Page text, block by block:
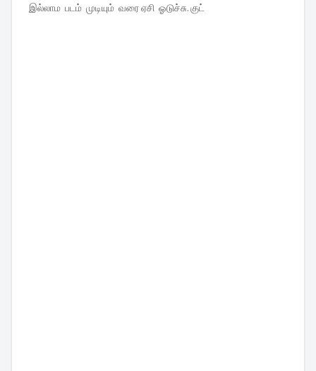
இல்லாம படம் முடியும் வரை ஏசி ஓடுச்சு. குட்